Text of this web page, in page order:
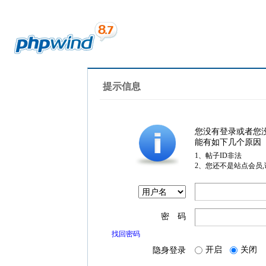
提示信息
您没有登录或者您
能有如下几个原因
1、帖子ID非法
2、您还不是站点会员
密 码
找回密码
隐身登录 开启 关闭